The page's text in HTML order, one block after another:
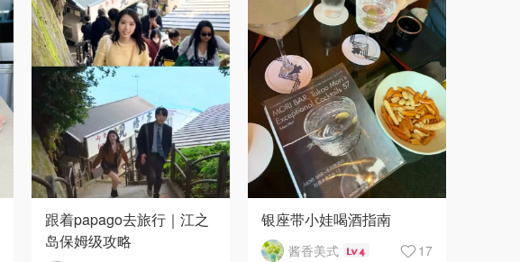
🇦🇺澳洲
🇳🇿新西兰
跟着papago去旅行｜江之
岛保姆级攻略
银座带小娃喝酒指南
酱香美式 4 17